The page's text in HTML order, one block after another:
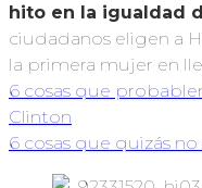
hito en la igualdad
ciudadanos eligen a
la primera mujer en
6 cosas que
Clinton
6 cosas que quizás